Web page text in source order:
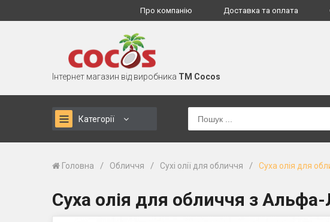
Про компанію Доставка та оплата
Інтернет магазин від виробника TM Cocos
Категорії
Головна / Обличчя / Сухі олії для обличчя / Суха олія для
Суха олія для обличчя з